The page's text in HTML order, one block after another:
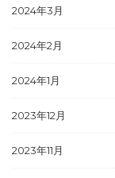
2024年3月
2024年2月
2024年1月
2023年12月
2023年11月